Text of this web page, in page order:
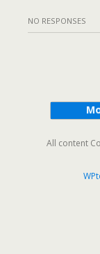
NO RESPONSES
All content